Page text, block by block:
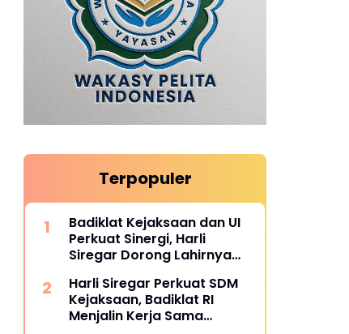
Terpopuler
Badiklat Kejaksaan dan UI
Perkuat Sinergi, Harli
Siregar Dorong Lahirnya
Kejaksaan
Harli Siregar Perkuat SDM
Kejaksaan, Badiklat RI
Menjalin Kerja Sama